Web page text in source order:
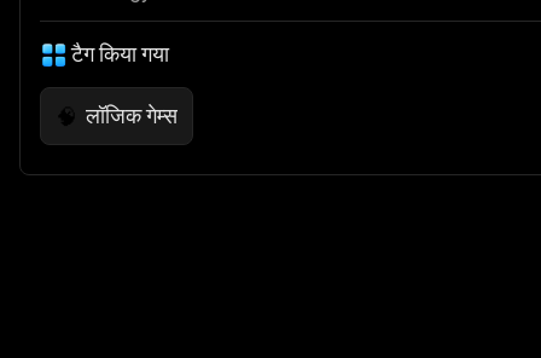
टैग किया गया
🧠 लॉजिक गेम्स